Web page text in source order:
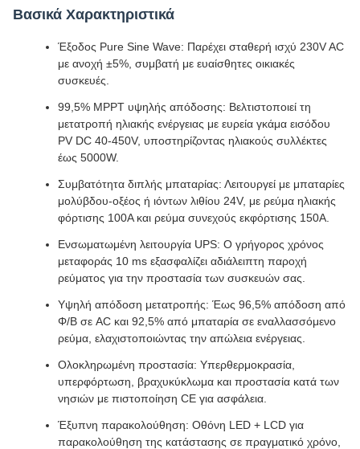
Βασικά Χαρακτηριστικά
Έξοδος Pure Sine Wave: Παρέχει σταθερή ισχύ 230V AC
με ανοχή ±5%, συμβατή με ευαίσθητες οικιακές
συσκευές.
99,5% MPPT υψηλής απόδοσης: Βελτιστοποιεί τη
μετατροπή ηλιακής ενέργειας με ευρεία γκάμα εισόδου
PV DC 40-450V, υποστηρίζοντας ηλιακούς συλλέκτες
έως 5000W.
Συμβατότητα διπλής μπαταρίας: Λειτουργεί με μπαταρίες
μολύβδου-οξέος ή ιόντων λιθίου 24V, με ρεύμα ηλιακής
φόρτισης 100Α και ρεύμα συνεχούς εκφόρτισης 150Α.
Ενσωματωμένη λειτουργία UPS: Ο γρήγορος χρόνος
μεταφοράς 10 ms εξασφαλίζει αδιάλειπτη παροχή
ρεύματος για την προστασία των συσκευών σας.
Υψηλή απόδοση μετατροπής: Έως 96,5% απόδοση από
Φ/Β σε AC και 92,5% από μπαταρία σε εναλλασσόμενο
ρεύμα, ελαχιστοποιώντας την απώλεια ενέργειας.
Ολοκληρωμένη προστασία: Υπερθερμοκρασία,
υπερφόρτωση, βραχυκύκλωμα και προστασία κατά των
νησιών με πιστοποίηση CE για ασφάλεια.
Έξυπνη παρακολούθηση: Οθόνη LED + LCD για
παρακολούθηση της κατάστασης σε πραγματικό χρόνο,